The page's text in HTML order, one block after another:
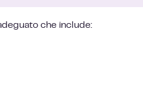
che include: